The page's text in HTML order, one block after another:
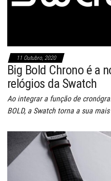
11 Outubro, 2020
Big Bold Chrono é a
relógios da Swatch
Ao integrar a função de
BOLD, a Swatch torna a sua